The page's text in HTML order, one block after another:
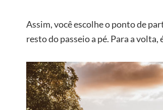
Assim, você escolhe o ponto de
resto do passeio a pé. Para a